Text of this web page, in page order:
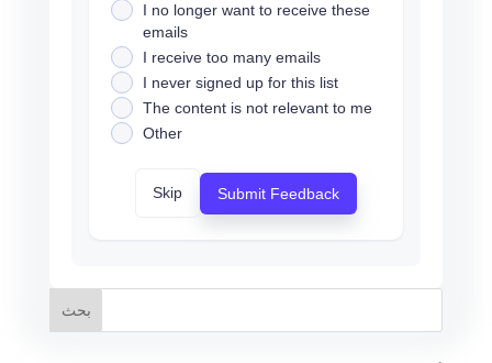
I no longer want to receive these
emails
I receive too many emails
I never signed up for this list
The content is not relevant to me
Other
Submit Feedback
Skip